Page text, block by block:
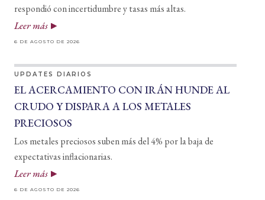
respondió con incertidumbre y tasas más altas.
Leer más
6 DE AGOSTO DE 2026
UPDATES DIARIOS
EL ACERCAMIENTO CON IRÁN HUNDE AL
CRUDO Y DISPARA A LOS METALES
PRECIOSOS
Los metales preciosos suben más del 4% por la baja de
expectativas inflacionarias.
Leer más
6 DE AGOSTO DE 2026